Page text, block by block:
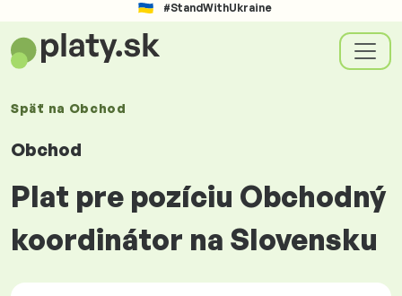
#StandWithUkraine
Späť na Obchod
Obchod
Plat pre pozíciu Obchodný
koordinátor na Slovensku